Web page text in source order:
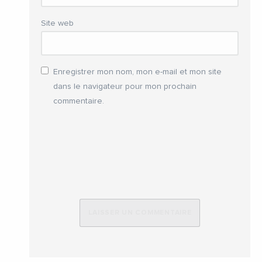
Site web
Enregistrer mon nom, mon e-mail et mon site
dans le navigateur pour mon prochain
commentaire.